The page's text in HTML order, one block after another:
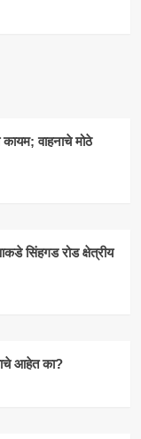
वाहनाचे मोठे
सिंहगड रोड क्षेत्रीय
आहेत का?